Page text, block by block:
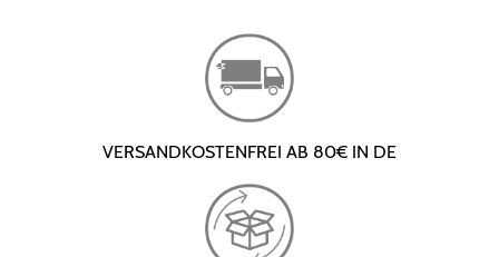
VERSANDKOSTENFREI AB 80€ IN DE